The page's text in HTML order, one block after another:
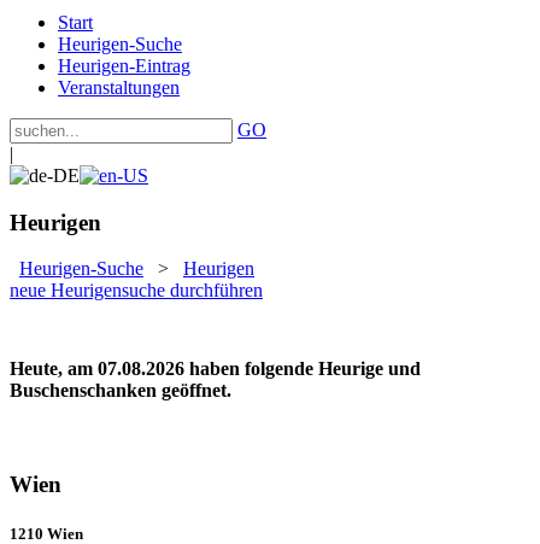
Start
Heurigen-Suche
Heurigen-Eintrag
Veranstaltungen
GO
|
Heurigen
Heurigen-Suche > Heurigen
neue Heurigensuche durchführen
Heute, am 07.08.2026 haben folgende Heurige und
Buschenschanken geöffnet.
Wien
1210 Wien